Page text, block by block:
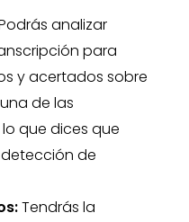
analizar
para
y acertados sobre
de las
que dices que
de
Tendrás la